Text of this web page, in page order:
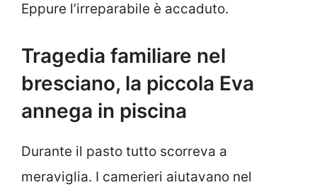
Eppure l’irreparabile è accaduto.
Tragedia familiare nel
bresciano, la piccola Eva
annega in piscina
Durante il pasto tutto scorreva a
meraviglia. I camerieri aiutavano nel